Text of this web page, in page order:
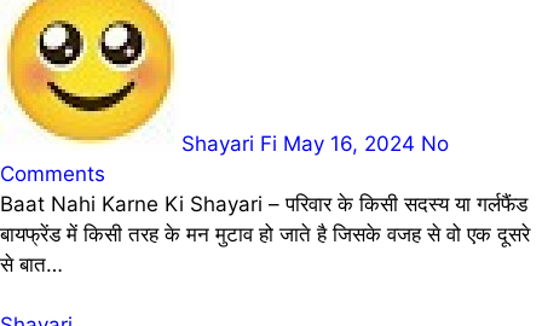
Shayari Fi May 16, 2024 No
Comments
Baat Nahi Karne Ki Shayari – परिवार के किसी सदस्य या गर्लफैंड
बायफ्रेंड में किसी तरह के मन मुटाव हो जाते है जिसके वजह से वो एक दूसरे
से बात…